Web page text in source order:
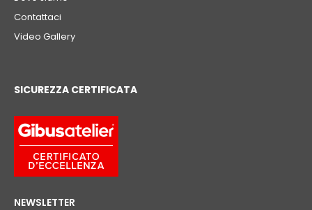
Contattaci
Video Gallery
SICUREZZA CERTIFICATA
NEWSLETTER